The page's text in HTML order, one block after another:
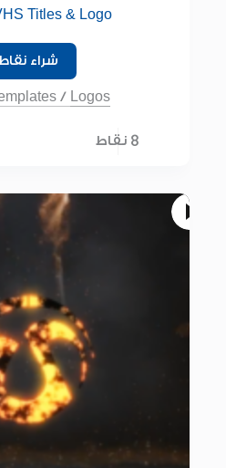
Titles & Logo
شراء
/ Logos
8 نقاط